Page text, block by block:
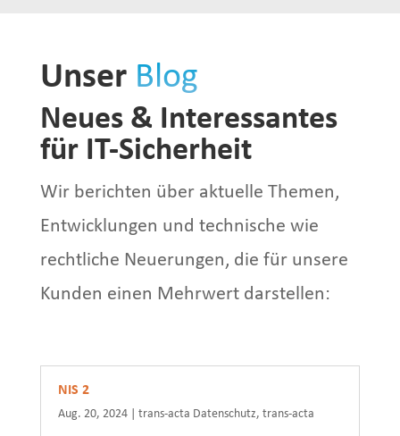
Unser Blog
Neues & Interessantes
für IT-Sicherheit
Wir berichten über aktuelle Themen,
Entwicklungen und technische wie
rechtliche Neuerungen, die für unsere
Kunden einen Mehrwert darstellen:
NIS 2
Aug. 20, 2024| trans-acta Datenschutz, trans-acta